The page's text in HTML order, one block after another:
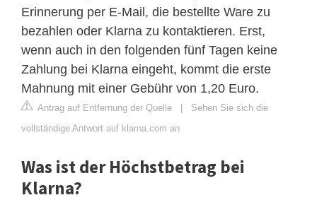
Erinnerung per E-Mail, die bestellte Ware zu
bezahlen oder Klarna zu kontaktieren. Erst,
wenn auch in den folgenden fünf Tagen keine
Zahlung bei Klarna eingeht, kommt die erste
Mahnung mit einer Gebühr von 1,20 Euro.
Antrag auf Entfernung der Quelle | Sehen Sie sich die
vollständige Antwort auf klarna.com an
Was ist der Höchstbetrag bei
Klarna?